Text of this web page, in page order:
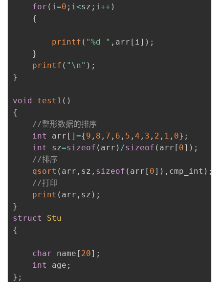
for ( i=0 ; i<sz ; i++ )
{
printf ( "%d " , arr [ i] ) ;
}
printf ( "\n" ) ;
}
void test1 ( )
{
//整形数据的排序
int
arr [ ] ={9 , 8 , 7 , 6 , 5 , 4 , 3 , 2 , 1 , 0} ;
int
sz=sizeof ( arr ) /sizeof ( arr [ 0] ) ;
//排序
qsort ( arr , sz , sizeof ( arr [ 0] ) , cmp_int ) ;
//打印
print ( arr , sz ) ;
}
struct
Stu
{
char name [ 20] ;
int
age ;
} ;